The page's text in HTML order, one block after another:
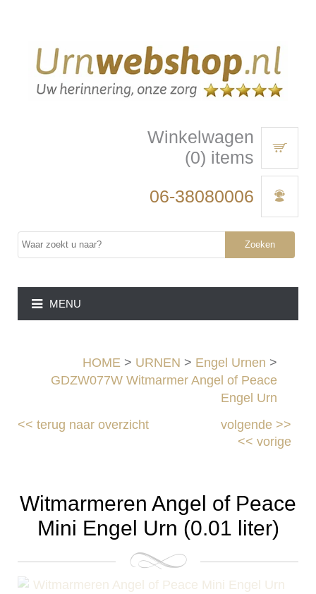
Winkelwagen
(0) items
06-38080006
Zoeken
MENU
HOME > URNEN > Engel Urnen >
GDZW077W Witmarmer Angel of Peace
Engel Urn
<<terug naar overzicht volgende>>
<< vorige
Witmarmeren Angel of Peace
Mini Engel Urn (0.01 liter)